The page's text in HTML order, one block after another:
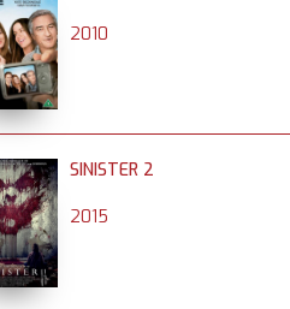
2010
SINISTER 2
2015